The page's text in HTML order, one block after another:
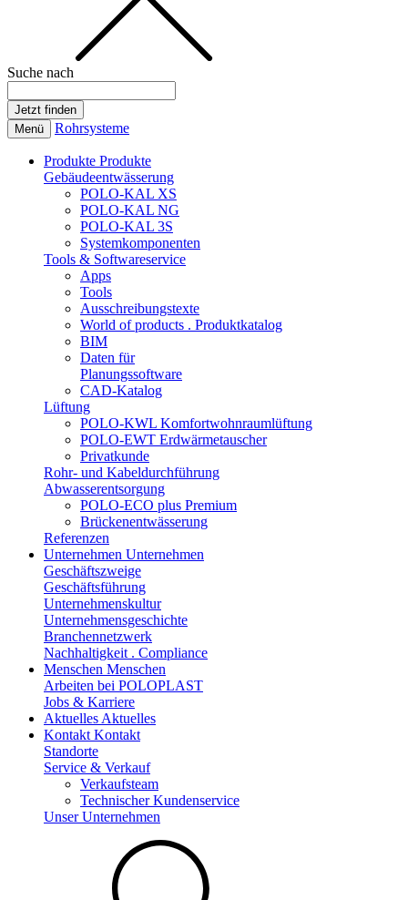
Suche nach
Menü Rohrsysteme
Produkte Produkte
Gebäudeentwässerung
POLO-KAL XS
POLO-KAL NG
POLO-KAL 3S
Systemkomponenten
Tools & Softwareservice
Apps
Tools
Ausschreibungstexte
World of products . Produktkatalog
BIM
Daten für
Planungssoftware
CAD-Katalog
Lüftung
POLO-KWL Komfortwohnraumlüftung
POLO-EWT Erdwärmetauscher
Privatkunde
Rohr- und Kabeldurchführung
Abwasserentsorgung
POLO-ECO plus Premium
Brückenentwässerung
Referenzen
Unternehmen Unternehmen
Geschäftszweige
Geschäftsführung
Unternehmenskultur
Unternehmensgeschichte
Branchennetzwerk
Nachhaltigkeit . Compliance
Menschen Menschen
Arbeiten bei POLOPLAST
Jobs & Karriere
Aktuelles Aktuelles
Kontakt Kontakt
Standorte
Service & Verkauf
Verkaufsteam
Technischer Kundenservice
Unser Unternehmen